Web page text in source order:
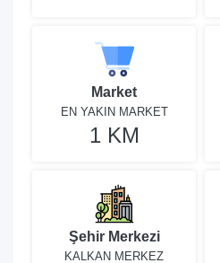
Market
EN YAKIN MARKET
1 KM
Şehir Merkezi
KALKAN MERKEZ